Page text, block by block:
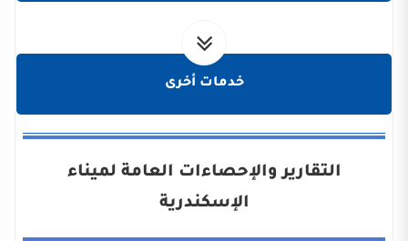
خدمات أخرى
التقارير والإحصاءات العامة لميناء
الإسكندرية